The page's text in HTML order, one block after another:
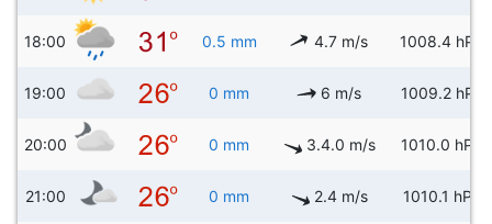
18:00 0.5 mm 4.7 m/s 1008.4 hPa
19:00 0 mm 6 m/s 1009.2 hPa
20:00 0 mm 3.4.0 m/s 1010.0 hPa
21:00 0 mm 2.4 m/s 1010.1 hPa